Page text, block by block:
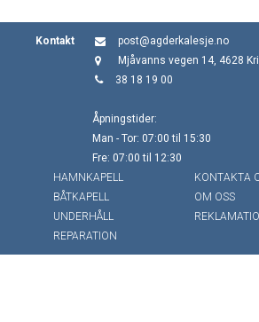
Kontakt
post@agderkalesje.no
Mjåvanns vegen 14, 4628
38 18 19 00
Åpningstider:
Man - Tor: 07:00 til 15:30
Fre: 07:00 til 12:30
HAMNKAPELL
BÅTKAPELL
UNDERHÅLL
REPARATION
KONTAKTA
OM OSS